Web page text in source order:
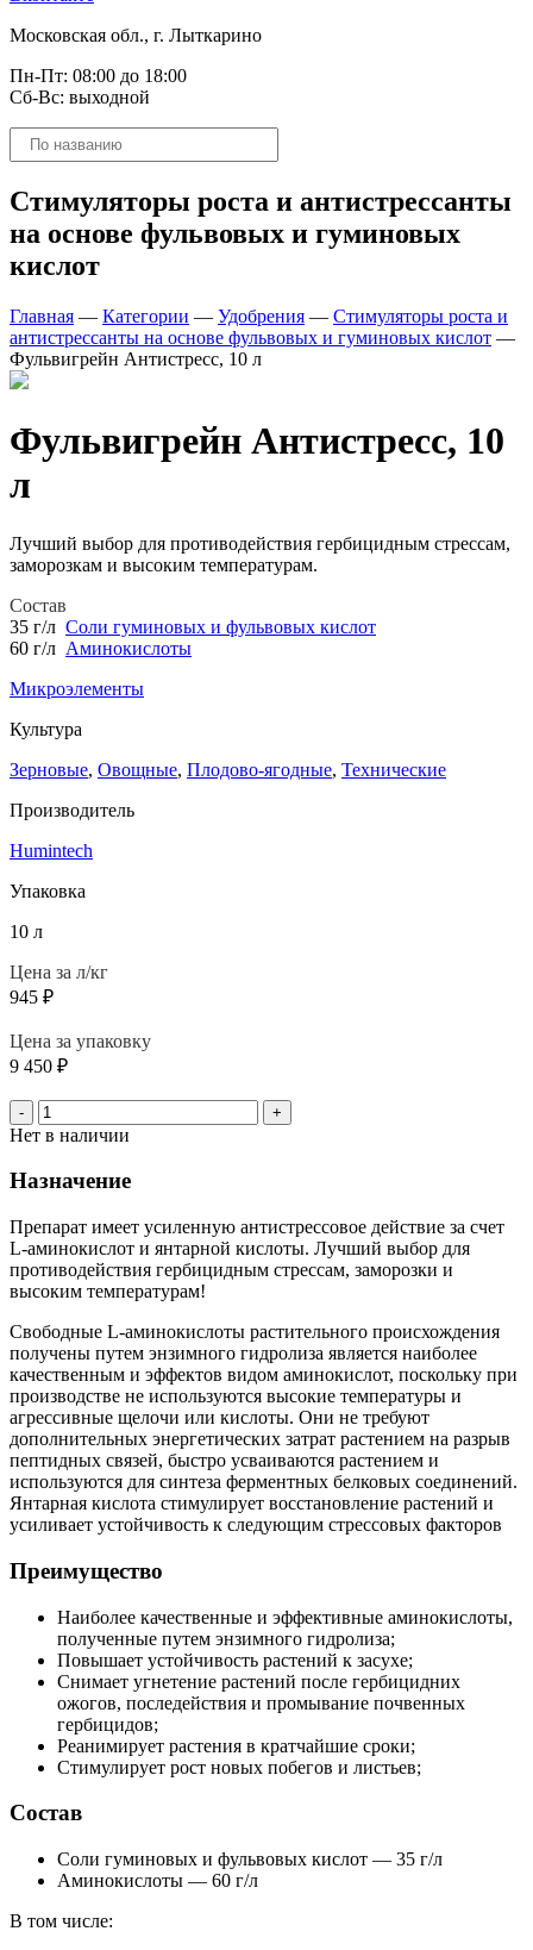
Московская обл., г. Лыткарино
Пн-Пт: 08:00 до 18:00
Сб-Вс: выходной
Поиск
товаров
Стимуляторы роста и антистрессанты
на основе фульвовых и гуминовых
кислот
Главная — Категории — Удобрения — Стимуляторы роста и
антистрессанты на основе фульвовых и гуминовых кислот —
Фульвигрейн Антистресс, 10 л
Фульвигрейн Антистресс, 10
л
Лучший выбор для противодействия гербицидным стрессам,
заморозкам и высоким температурам.
Состав
35 г/л Соли гуминовых и фульвовых кислот
60 г/л Аминокислоты
Микроэлементы
Культура
Зерновые, Овощные, Плодово-ягодные, Технические
Производитель
Humintech
Упаковка
10 л
Цена за л/кг
945 ₽
Цена за упаковку
9 450 ₽
- +
Нет в наличии
Назначение
Препарат имеет усиленную антистрессовое действие за счет
L-аминокислот и янтарной кислоты. Лучший выбор для
противодействия гербицидным стрессам, заморозки и
высоким температурам!
Свободные L-аминокислоты растительного происхождения
получены путем энзимного гидролиза является наиболее
качественным и эффектов видом аминокислот, поскольку при
производстве не используются высокие температуры и
агрессивные щелочи или кислоты. Они не требуют
дополнительных энергетических затрат растением на разрыв
пептидных связей, быстро усваиваются растением и
используются для синтеза ферментных белковых соединений.
Янтарная кислота стимулирует восстановление растений и
усиливает устойчивость к следующим стрессовых факторов
Преимущество
Наиболее качественные и эффективные аминокислоты,
полученные путем энзимного гидролиза;
Повышает устойчивость растений к засухе;
Снимает угнетение растений после гербицидних
ожогов, последействия и промывание почвенных
гербицидов;
Реанимирует растения в кратчайшие сроки;
Стимулирует рост новых побегов и листьев;
Cостав
Соли гуминовых и фульвовых кислот — 35 г/л
Аминокислоты — 60 г/л
В том числе: